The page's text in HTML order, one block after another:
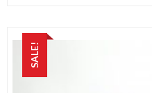
SALE!